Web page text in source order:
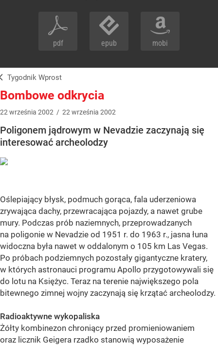
pdf epub mobi
Tygodnik Wprost
Bombowe odkrycia
22 września 2002 / 22 września 2002
Poligonem jądrowym w Nevadzie zaczynają się
interesować archeolodzy
Oślepiający błysk, podmuch gorąca, fala uderzeniowa
zrywająca dachy, przewracająca pojazdy, a nawet grube
mury. Podczas prób naziemnych, przeprowadzanych
na poligonie w Nevadzie od 1951 r. do 1963 r., jasna łuna
widoczna była nawet w oddalonym o 105 km Las Vegas.
Po próbach podziemnych pozostały gigantyczne kratery,
w których astronauci programu Apollo przygotowywali się
do lotu na Księżyc. Teraz na terenie największego pola
bitewnego zimnej wojny zaczynają się krzątać archeolodzy.
Radioaktywne wykopaliska
Żółty kombinezon chroniący przed promieniowaniem
oraz licznik Geigera rzadko stanowią wyposażenie